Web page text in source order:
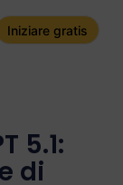
Iniziare gratis
5.1:
di